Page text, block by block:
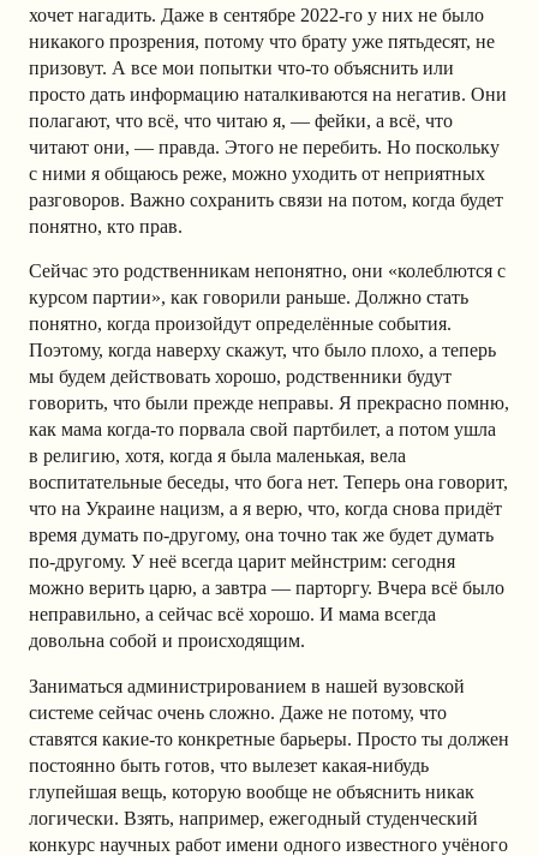
хочет нагадить. Даже в сентябре 2022-го у них не было
никакого прозрения, потому что брату уже пятьдесят, не
призовут. А все мои попытки что-то объяснить или
просто дать информацию наталкиваются на негатив. Они
полагают, что всё, что читаю я, — фейки, а всё, что
читают они, — правда. Этого не перебить. Но поскольку
с ними я общаюсь реже, можно уходить от неприятных
разговоров. Важно сохранить связи на потом, когда будет
понятно, кто прав.
Сейчас это родственникам непонятно, они «колеблются с
курсом партии», как говорили раньше. Должно стать
понятно, когда произойдут определённые события.
Поэтому, когда наверху скажут, что было плохо, а теперь
мы будем действовать хорошо, родственники будут
говорить, что были прежде неправы. Я прекрасно помню,
как мама когда-то порвала свой партбилет, а потом ушла
в религию, хотя, когда я была маленькая, вела
воспитательные беседы, что бога нет. Теперь она говорит,
что на Украине нацизм, а я верю, что, когда снова придёт
время думать по-другому, она точно так же будет думать
по-другому. У неё всегда царит мейнстрим: сегодня
можно верить царю, а завтра — парторгу. Вчера всё было
неправильно, а сейчас всё хорошо. И мама всегда
довольна собой и происходящим.
Заниматься администрированием в нашей вузовской
системе сейчас очень сложно. Даже не потому, что
ставятся какие-то конкретные барьеры. Просто ты должен
постоянно быть готов, что вылезет какая-нибудь
глупейшая вещь, которую вообще не объяснить никак
логически. Взять, например, ежегодный студенческий
конкурс научных работ имени одного известного учёного